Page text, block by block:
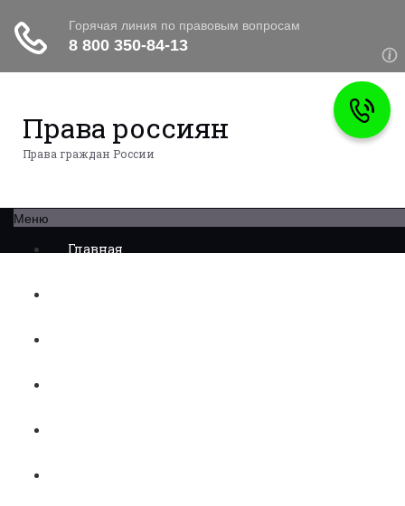
Права россиян
Права граждан России
Меню
Главная